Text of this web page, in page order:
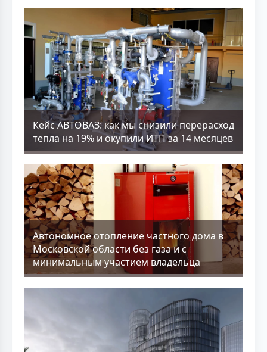
Кейс АВТОВАЗ: как мы снизили перерасход
тепла на 19% и окупили ИТП за 14 месяцев
Aвтономное отопление частного дома в
Московской области без газа и с
минимальным участием владельца